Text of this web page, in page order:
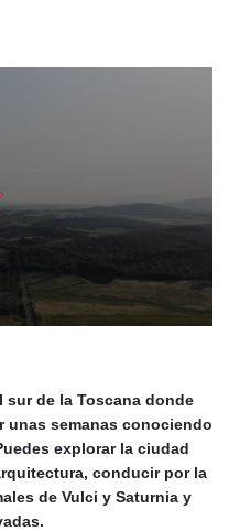
sur de la Toscana donde
unas semanas conociendo
explorar la ciudad
conducir por la
de Vulci y Saturnia y